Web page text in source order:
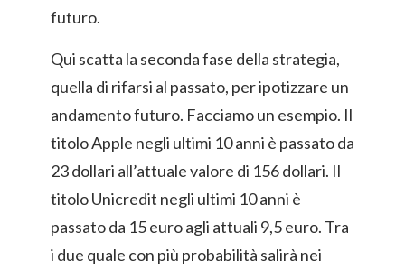
futuro.
Qui scatta la seconda fase della strategia,
quella di rifarsi al passato, per ipotizzare un
andamento futuro. Facciamo un esempio. Il
titolo Apple negli ultimi 10 anni è passato da
23 dollari all’attuale valore di 156 dollari. Il
titolo Unicredit negli ultimi 10 anni è
passato da 15 euro agli attuali 9,5 euro. Tra
i due quale con più probabilità salirà nei